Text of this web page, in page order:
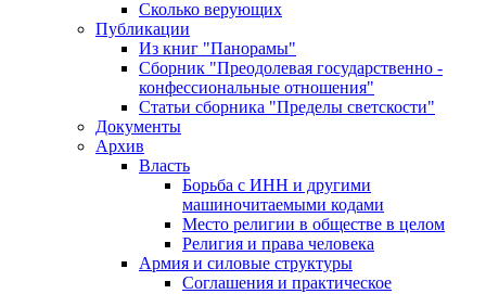
Сколько верующих
Публикации
Из книг "Панорамы"
Сборник "Преодолевая государственно -
конфессиональные отношения"
Статьи сборника "Пределы светскости"
Документы
Архив
Власть
Борьба с ИНН и другими
машиночитаемыми кодами
Место религии в обществе в целом
Религия и права человека
Армия и силовые структуры
Соглашения и практическое